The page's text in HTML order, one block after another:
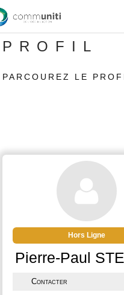
PROFIL
PARCOUREZ LE
Hors Ligne
Pierre-Paul
Contacter